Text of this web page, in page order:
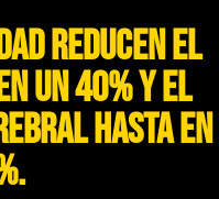
reducen el
un 40% y el
hasta en